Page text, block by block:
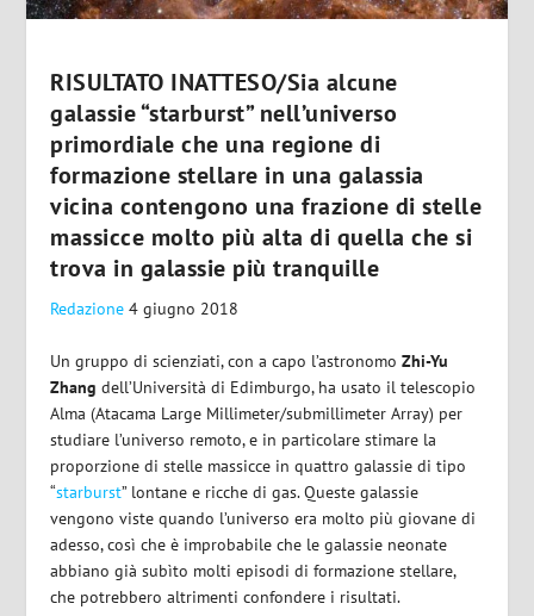
RISULTATO INATTESO/Sia alcune
galassie “starburst” nell’universo
primordiale che una regione di
formazione stellare in una galassia
vicina contengono una frazione di stelle
massicce molto più alta di quella che si
trova in galassie più tranquille
Redazione 4 giugno 2018
Un gruppo di scienziati, con a capo l’astronomoZhi-Yu
Zhang dell’Università di Edimburgo, ha usato il telescopio
Alma (Atacama Large Millimeter/submillimeter Array) per
studiare l’universo remoto, e in particolare stimare la
proporzione di stelle massicce in quattro galassie di tipo
“starburst” lontane e ricche di gas. Queste galassie
vengono viste quando l’universo era molto più giovane di
adesso, così che è improbabile che le galassie neonate
abbiano già subìto molti episodi di formazione stellare,
che potrebbero altrimenti confondere i risultati.